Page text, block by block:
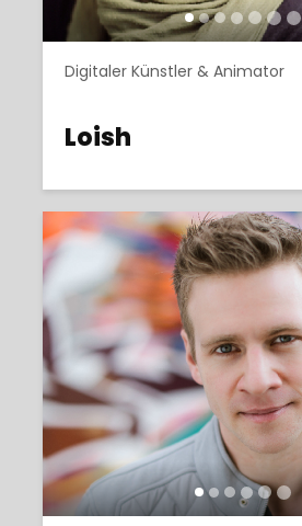
Digitaler Künstler & Animator
Loish